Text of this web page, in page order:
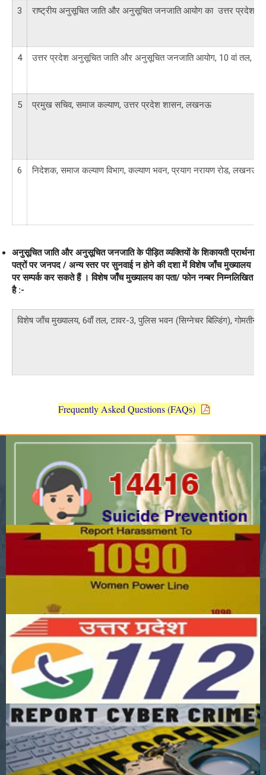
3 राष्ट्रीय अनुसूचित जाति और अनुसूचित जनजाति आयोग का उत्तर प्रदेश
4 उत्तर प्रदेश अनुसूचित जाति और अनुसूचित जनजाति आयोग, 10 वां तल,
5 प्रमुख सचिव, समाज कल्याण, उत्तर प्रदेश शासन, लखनऊ
6 निदेशक, समाज कल्याण विभाग, कल्याण भवन, प्रयाग नरायण रोड, लखनऊ
अनुसूचित जाति और अनुसूचित जनजाति के पीड़ित व्यक्तियों के शिकायती प्रार्थना
पत्रों पर जनपद / अन्य स्तर पर सुनवाई न होने की दशा में विशेष जाँच मुख्यालय
पर सम्पर्क कर सकते हैं । विशेष जाँच मुख्यालय का पता/ फोन नम्बर निम्नलिखित
है :-
विशेष जाँच मुख्यालय, 6वाँ तल, टावर-3, पुलिस भवन (सिग्नेचर बिल्डिंग),
Frequently Asked Questions (FAQs)